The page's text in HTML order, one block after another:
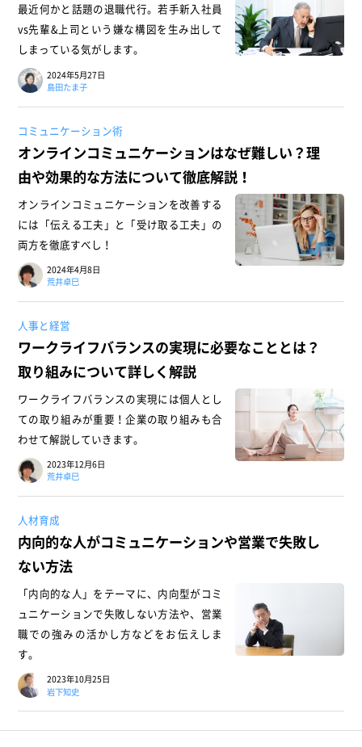
最近何かと話題の退職代行。若手新入社員
vs先輩&上司という嫌な構図を生み出して
しまっている気がします。
2024年5月27日
島田たま子
コミュニケーション術
オンラインコミュニケーションはなぜ難しい？理
由や効果的な方法について徹底解説！
オンラインコミュニケーションを改善する
には「伝える工夫」と「受け取る工夫」の
両方を徹底すべし！
2024年4月8日
荒井卓巳
人事と経営
ワークライフバランスの実現に必要なこととは？
取り組みについて詳しく解説
ワークライフバランスの実現には個人とし
ての取り組みが重要！企業の取り組みも合
わせて解説していきます。
2023年12月6日
荒井卓巳
人材育成
内向的な人がコミュニケーションや営業で失敗し
ない方法
「内向的な人」をテーマに、内向型がコミ
ュニケーションで失敗しない方法や、営業
職での強みの活かし方などをお伝えしま
す。
2023年10月25日
岩下知史